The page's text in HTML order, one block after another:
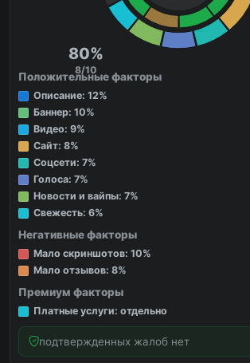
80%
8/10
Положительные факторы
Описание: 12%
Баннер: 10%
Видео: 9%
Сайт: 8%
Соцсети: 7%
Голоса: 7%
Новости и вайпы: 7%
Свежесть: 6%
Негативные факторы
Мало скриншотов: 10%
Мало отзывов: 8%
Премиум факторы
Платные услуги: отдельно
подтвержденных жалоб нет